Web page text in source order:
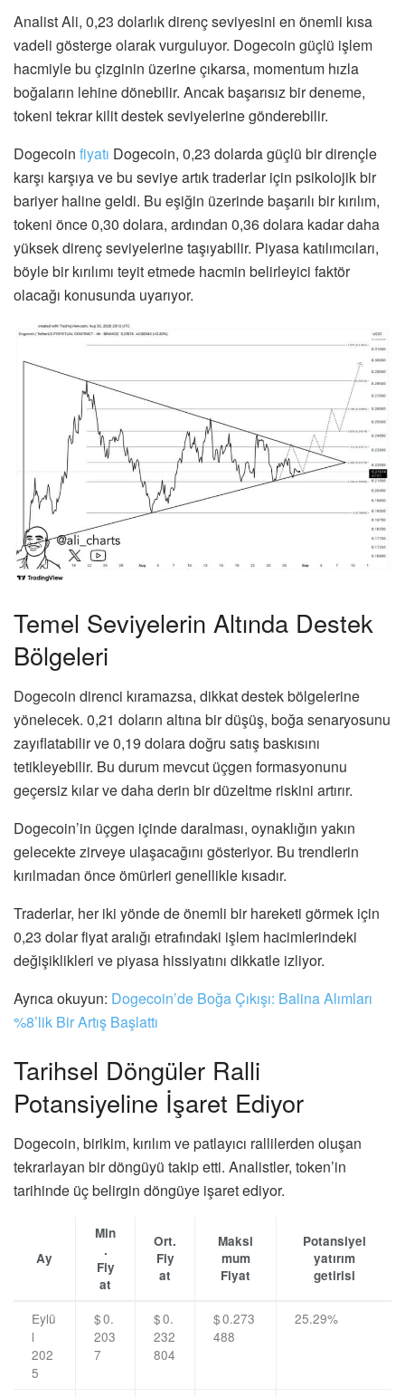
Analist Ali, 0,23 dolarlık direnç seviyesini en önemli kısa
vadeli gösterge olarak vurguluyor. Dogecoin güçlü işlem
hacmiyle bu çizginin üzerine çıkarsa, momentum hızla
boğaların lehine dönebilir. Ancak başarısız bir deneme,
tokeni tekrar kilit destek seviyelerine gönderebilir.
Dogecoin fiyatı Dogecoin, 0,23 dolarda güçlü bir dirençle
karşı karşıya ve bu seviye artık traderlar için psikolojik bir
bariyer haline geldi. Bu eşiğin üzerinde başarılı bir kırılım,
tokeni önce 0,30 dolara, ardından 0,36 dolara kadar daha
yüksek direnç seviyelerine taşıyabilir. Piyasa katılımcıları,
böyle bir kırılımı teyit etmede hacmin belirleyici faktör
olacağı konusunda uyarıyor.
Temel Seviyelerin Altında Destek
Bölgeleri
Dogecoin direnci kıramazsa, dikkat destek bölgelerine
yönelecek. 0,21 doların altına bir düşüş, boğa senaryosunu
zayıflatabilir ve 0,19 dolara doğru satış baskısını
tetikleyebilir. Bu durum mevcut üçgen formasyonunu
geçersiz kılar ve daha derin bir düzeltme riskini artırır.
Dogecoin’in üçgen içinde daralması, oynaklığın yakın
gelecekte zirveye ulaşacağını gösteriyor. Bu trendlerin
kırılmadan önce ömürleri genellikle kısadır.
Traderlar, her iki yönde de önemli bir hareketi görmek için
0,23 dolar fiyat aralığı etrafındaki işlem hacimlerindeki
değişiklikleri ve piyasa hissiyatını dikkatle izliyor.
Ayrıca okuyun: Dogecoin’de Boğa Çıkışı: Balina Alımları
%8’lik Bir Artış Başlattı
Tarihsel Döngüler Ralli
Potansiyeline İşaret Ediyor
Dogecoin, birikim, kırılım ve patlayıcı rallilerden oluşan
tekrarlayan bir döngüyü takip etti. Analistler, token’in
tarihinde üç belirgin döngüye işaret ediyor.
Ay
Min
.
Fiy
at
Ort.
Fiy
at
Maksi
mum
Fiyat
Potansiyel
yatırım
getirisi
Eylü
l
202
5
$ 0.
203
7
$ 0.
232
804
$ 0.273
488
25.29%